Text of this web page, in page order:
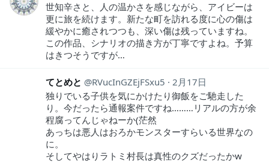
世知辛さと、人の温かさを感じながら、アイビーは
更に旅を続けます。新たな町を訪れる度に心の傷は
緩やかに癒されつつも、深い傷は残っていますね。
この作品、シナリオの描き方が丁寧ですよね。予算
はきつそうですが…
てとめと RVucInGZEjFSxu5
2月17日
独りでいる子供を気にかけたり御飯をご馳走した
り。今だったら通報案件ですね………リアルの方が余
程腐ってんじゃねーか(茫然
あっちは悪人はおろかモンスターすらいる世界なの
に。
そしてやはりラトミ村長は真性のクズだったかw